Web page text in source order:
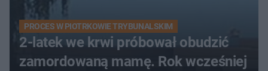
PROCES W PIOTRKOWIE TRYBUNALSKIM
2-latek we krwi próbował obudzić
zamordowaną mamę. Rok wcześniej